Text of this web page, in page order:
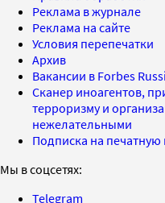
Реклама в журнале
Реклама на сайте
Условия перепечатки
Архив
Вакансии в Forbes
Сканер иноагентов,
терроризму и
нежелательными
Подписка на
Мы в соцсетях:
Telegram